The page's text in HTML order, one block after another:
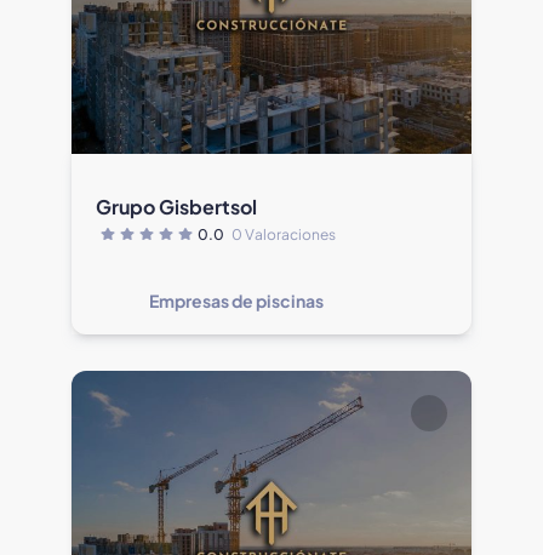
Grupo Gisbertsol
0.0 0 Valoraciones
Empresas de piscinas